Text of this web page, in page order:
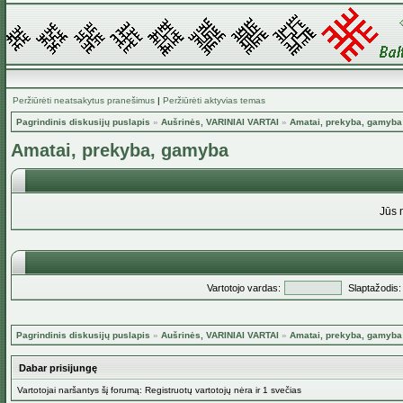
Peržiūrėti neatsakytus pranešimus | Peržiūrėti aktyvias temas
Pagrindinis diskusijų puslapis » Aušrinės, VARINIAI VARTAI » Amatai, prekyba, gamyba
Amatai, prekyba, gamyba
Jūs
Vartotojo vardas: Slaptažodis:
Pagrindinis diskusijų puslapis » Aušrinės, VARINIAI VARTAI » Amatai, prekyba, gamyba
Dabar prisijungę
Vartotojai naršantys šį forumą: Registruotų vartotojų nėra ir 1 svečias